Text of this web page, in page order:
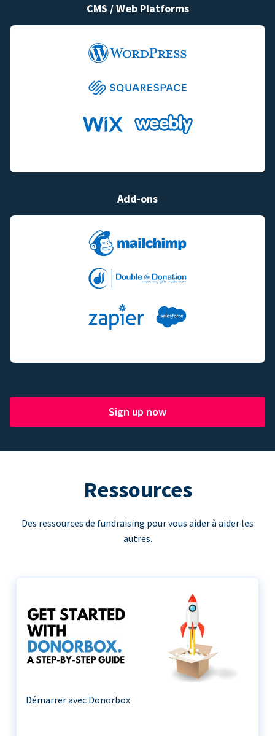
CMS / Web Platforms
Add-ons
Sign up now
Ressources
Des ressources de fundraising pour vous aider à aider les
autres.
Démarrer avec Donorbox